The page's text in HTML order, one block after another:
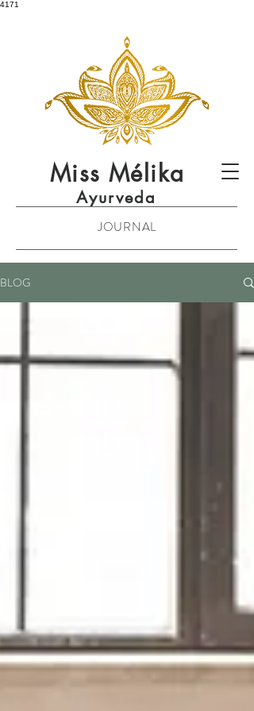
4171
Miss Mélika
Ayurveda
JOURNAL
BLOG